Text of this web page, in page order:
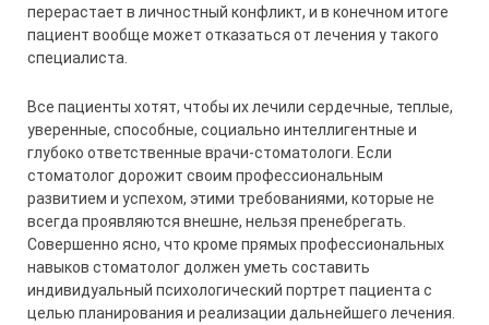
перерастает в личностный конфликт, и в конечном итоге
пациент вообще может отказаться от лечения у такого
специалиста.
Все пациенты хотят, чтобы их лечили сердечные, теплые,
уверенные, способные, социально интеллигентные и
глубоко ответственные врачи-стоматологи. Если
стоматолог дорожит своим профессиональным
развитием и успехом, этими требованиями, которые не
всегда проявляются внешне, нельзя пренебрегать.
Совершенно ясно, что кроме прямых профессиональных
навыков стоматолог должен уметь составить
индивидуальный психологический портрет пациента с
целью планирования и реализации дальнейшего лечения.